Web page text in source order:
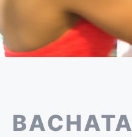
BACHATA